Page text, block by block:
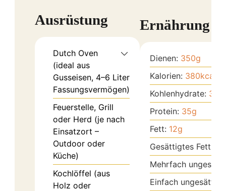
Ausrüstung
Dutch Oven
(ideal aus
Gusseisen, 4–6 Liter
Fassungsvermögen)
Feuerstelle, Grill
oder Herd (je nach
Einsatzort –
Outdoor oder
Küche)
Kochlöffel (aus
Holz oder
Ernährung
Dienen: 350g
Kalorien: 380kcal
Kohlenhydrate: 30
Protein: 35g
Fett: 12g
Gesättigtes Fett:
Mehrfach
Einfach